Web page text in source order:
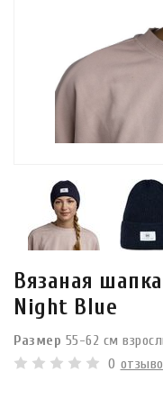
Вязаная
Night Blue
Размер 55-62 см
0